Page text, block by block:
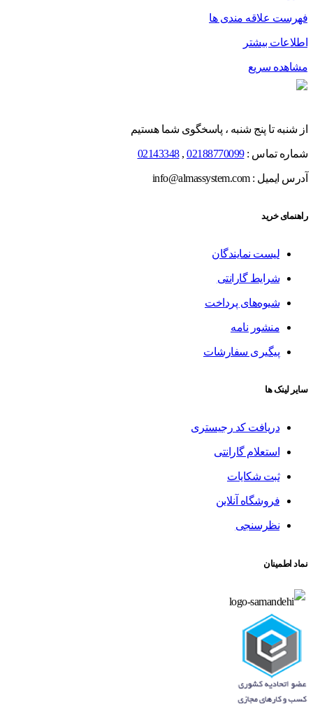
فهرست علاقه مندی ها
اطلاعات بیشتر
مشاهده سریع
از شنبه تا پنج شنبه ، پاسخگوی شما هستیم
شماره تماس :02188770099
,
02143348
آدرس ایمیل : info@almassystem.com
راهنمای خرید
لیست نمایندگان
شرایط گارانتی
شیوه‌های پرداخت
منشور نامه
پیگیری سفارشات
سایر لینک ها
دریافت کد رجیستری
استعلام گارانتی
ثبت شکایات
فروشگاه آنلاین
نظرسنجی
نماد اطمینان